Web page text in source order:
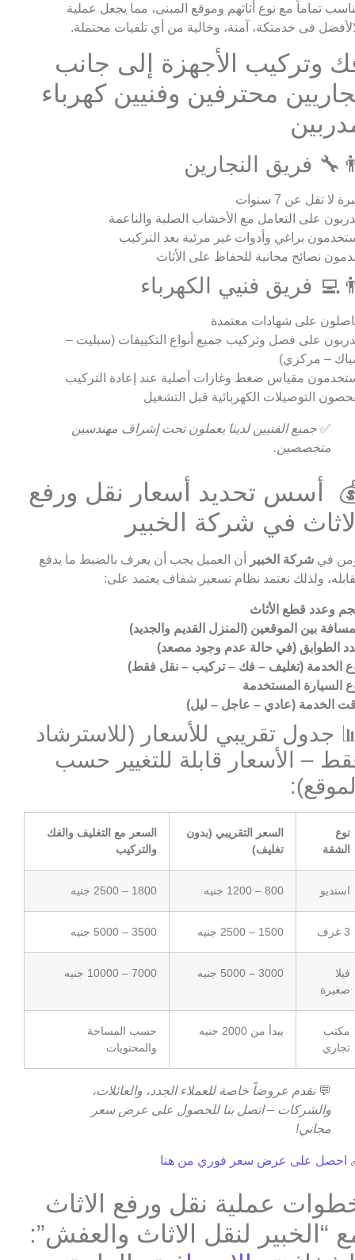
تماماً مع نوع أثاثهم وموقع المبنى، مما يجعل عملية
فى خدمتكة، آمنة، وخالية من أي تلفيات محتملة.
وتركيب الأجهزة إلى جانب
محترفين وفنيين كهرباء
فريق النجارين
لا تقل عن 7 سنوات
على التعامل مع الأخشاب الصلبة والناعمة
براغي وأدوات غير مرئية بعد التركيب
نصائح مجانية للحفاظ على الأثاث
فريق فنيي الكهرباء
على شهادات معتمدة
على فصل وتركيب جميع أنواع التكييفات (سبليت –
– مركزي)
مقياس ضغط وغازات أصلية عند إعادة التركيب
التوصيلات الكهربائية قبل التشغيل
✅ جميع الفنيين لدينا يعملون تحت إشراف مهندسين
متخصصين.
أسس تحديد أسعار نقل ورفع
في شركة الخبير
في شركة الخبير
أن العميل يجب أن يعرف بالضبط ما يدفع
ولذلك نعتمد نظام تسعير شفاف يعتمد على:
وعدد قطع الأثاث
بين الموقعين (المنزل القديم والجديد)
الطوابق (في حالة عدم وجود مصعد)
الخدمة (تغليف – فك – تركيب – نقل فقط)
السيارة المستخدمة
الخدمة (عادي – عاجل – ليل)
جدول تقريبي للأسعار (للاسترشاد
– الأسعار قابلة للتغيير حسب
نوع
الشقة
السعر التقريبي (بدون
تغليف)
السعر مع التغليف والفك
والتركيب
استديو 800 – 1200 جنيه 1800 – 2500 جنيه
3 غرف 1500 – 2500 جنيه 3500 – 5000 جنيه
فيلا
صغيرة
3000 – 5000 جنيه 7000 – 10000 جنيه
مكتب
تجاري
يبدأ من 2000 جنيه
حسب المساحة
والمحتويات
💬نقدم عروضاً خاصة للعملاء الجدد، والعائلات،
والشركات – اتصل بنا للحصول على عرض سعر
مجاني!
احصل على عرض سعر فوري من هنا
عملية نقل ورفع الاثاث
“الخبير لنقل الاثاث والعفش”: